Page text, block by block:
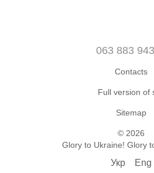
063 883
Contacts
Full version of
Sitemap
© 2026
Glory to Ukraine! Glory
Укр Eng